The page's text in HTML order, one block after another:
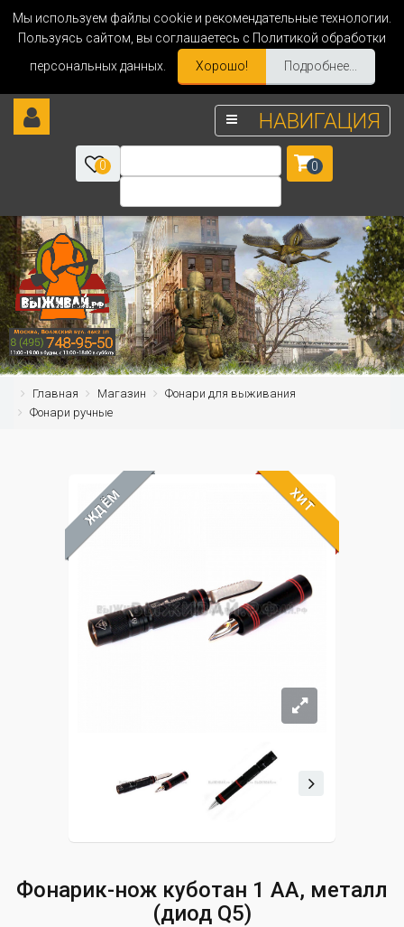
Мы используем файлы cookie и рекомендательные технологии.
Пользуясь сайтом, вы соглашаетесь с Политикой обработки
персональных данных.
Хорошо! Подробнее...
НАВИГАЦИЯ
0 0
Главная Магазин
Фонари для выживания
Фонари ручные
ЖДЁМ ХИТ
Фонарик-нож куботан 1 АА, металл
(диод Q5)